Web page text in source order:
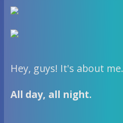
Hey, guys! It's about me.
All day, all night.